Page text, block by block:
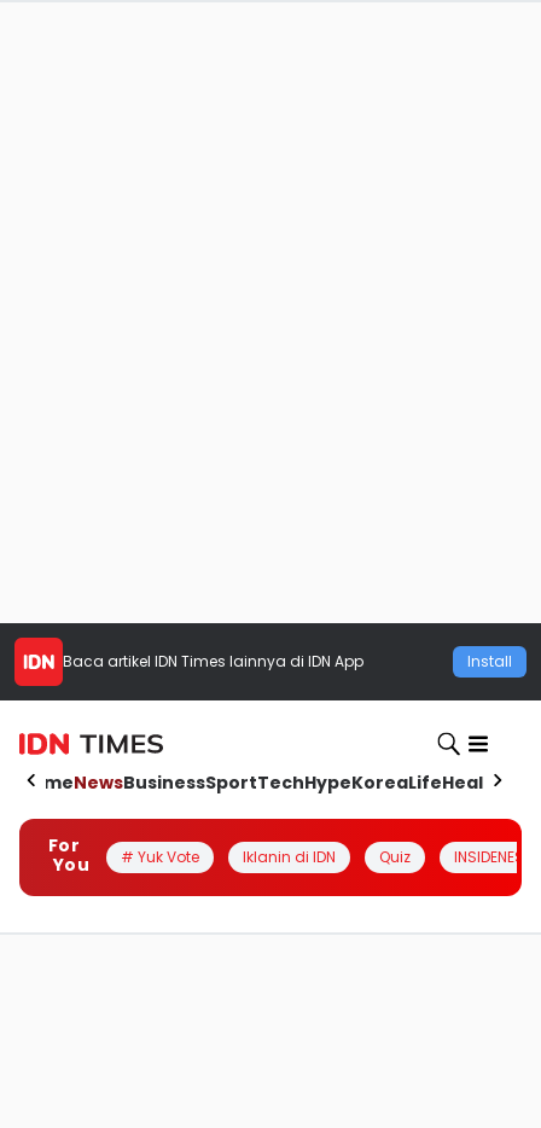
Baca artikel IDN Times lainnya di IDN App Install
HomeNewsBusinessSportTechHypeKoreaLifeHealth
For
You
# Yuk Vote Iklanin di IDN Quiz INSIDENESIA